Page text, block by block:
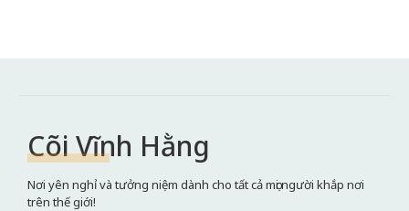
Cõi Vĩnh Hằng
Nơi yên nghỉ và tưởng niệm dành cho tất cả mọi người khắp nơi
trên thế giới!